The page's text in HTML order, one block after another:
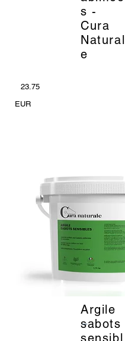
s -
Cura
Natural
e
23.75
EUR
Argile
sabots
sensibl
_